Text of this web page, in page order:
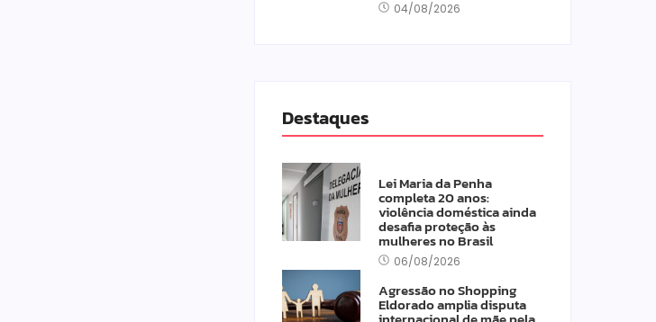
04/08/2026
Destaques
Lei Maria da Penha
completa 20 anos:
violência doméstica ainda
desafia proteção às
mulheres no Brasil
06/08/2026
Agressão no Shopping
Eldorado amplia disputa